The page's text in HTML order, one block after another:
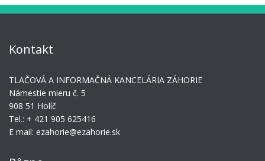
Kontakt
TLAČOVÁ A INFORMAČNÁ KANCELÁRIA ZÁHORIE
Námestie mieru č. 5
908 51 Holíč
Tel.: + 421 905 625416
E mail: ezahorie@ezahorie.sk